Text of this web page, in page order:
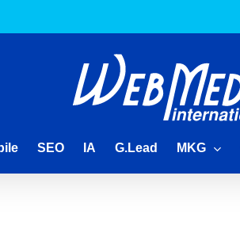
SEO IA G.Lead MKG